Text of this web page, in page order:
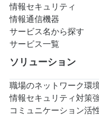
情報セキュリティ
情報通信機器
サービス名から探す
サービス一覧
ソリューション
職場のネットワーク環
情報セキュリティ対策
コミュニケーション活